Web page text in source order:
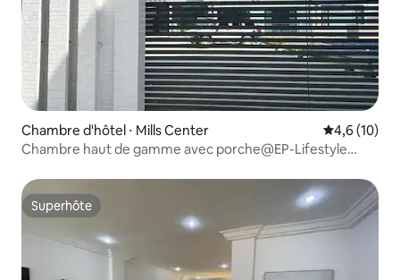
Chambre d'hôtel ⋅ Mills Center Évaluation
4,6 (10)
Chambre haut de gamme avec porche@EP-Lifestyle
Superhôte
Superhôte